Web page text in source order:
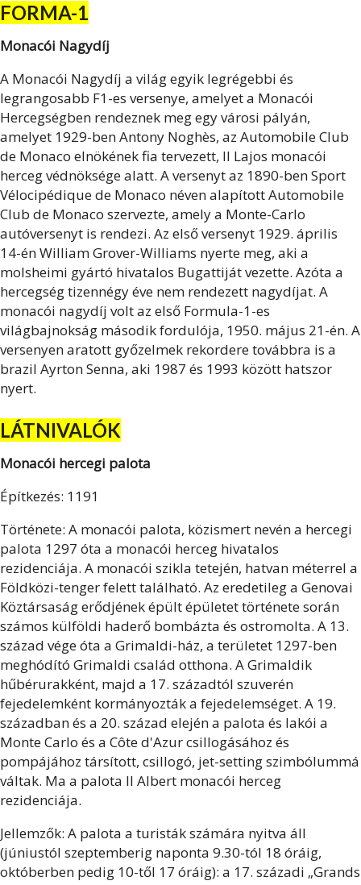
FORMA-1
Monacói Nagydíj
A Monacói Nagydíj a világ egyik legrégebbi és
legrangosabb F1-es versenye, amelyet a Monacói
Hercegségben rendeznek meg egy városi pályán,
amelyet 1929-ben Antony Noghès, az Automobile Club
de Monaco elnökének fia tervezett, II Lajos monacói
herceg védnöksége alatt. A versenyt az 1890-ben Sport
Vélocipédique de Monaco néven alapított Automobile
Club de Monaco szervezte, amely a Monte-Carlo
autóversenyt is rendezi. Az első versenyt 1929. április
14-én William Grover-Williams nyerte meg, aki a
molsheimi gyártó hivatalos Bugattiját vezette. Azóta a
hercegség tizennégy éve nem rendezett nagydíjat. A
monacói nagydíj volt az első Formula-1-es
világbajnokság második fordulója, 1950. május 21-én. A
versenyen aratott győzelmek rekordere továbbra is a
brazil Ayrton Senna, aki 1987 és 1993 között hatszor
nyert.
LÁTNIVALÓK
Monacói hercegi palota
Építkezés: 1191
Története: A monacói palota, közismert nevén a hercegi
palota 1297 óta a monacói herceg hivatalos
rezidenciája. A monacói szikla tetején, hatvan méterrel a
Földközi-tenger felett található. Az eredetileg a Genovai
Köztársaság erődjének épült épületet története során
számos külföldi haderő bombázta és ostromolta. A 13.
század vége óta a Grimaldi-ház, a területet 1297-ben
meghódító Grimaldi család otthona. A Grimaldik
hűbérurakként, majd a 17. századtól szuverén
fejedelemként kormányozták a fejedelemséget. A 19.
században és a 20. század elején a palota és lakói a
Monte Carlo és a Côte d'Azur csillogásához és
pompájához társított, csillogó, jet-setting szimbólummá
váltak. Ma a palota II Albert monacói herceg
rezidenciája.
Jellemzők: A palota a turisták számára nyitva áll
(júniustól szeptemberig naponta 9.30-tól 18 óráig,
októberben pedig 10-től 17 óráig): a 17. századi „Grands